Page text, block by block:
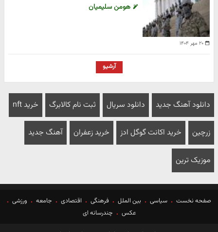
۲۰ مهر ۱۴۰۴
هومن سلیمیان
آرشیو
دانلود آهنگ جدید دانلود سریال ثبت نام کالابرگ خرید nft
زرچین خرید اکانت گوگل ادز خرید زعفران آهنگ جدید
موزیک ترین
صفحه نخست سیاسی بین الملل فرهنگی اقتصادی جامعه
ورزشی
عکس
چندرسانه ای